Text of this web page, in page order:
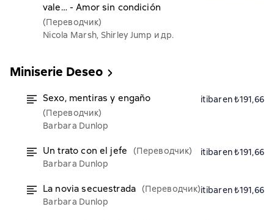
vale… - Amor sin condición
(Переводчик)
Nicola Marsh, Shirley Jump и др.
Miniserie Deseo
Sexo, mentiras y engaño
(Переводчик)
Barbara Dunlop
itibaren ₺191,66
Un trato con el jefe
(Переводчик)
Barbara Dunlop
itibaren ₺191,66
La novia secuestrada (Переводчик)
Barbara Dunlop
itibaren ₺191,66